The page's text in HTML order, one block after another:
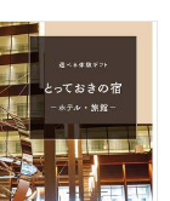
グギフト】【贈
ギフト とってお